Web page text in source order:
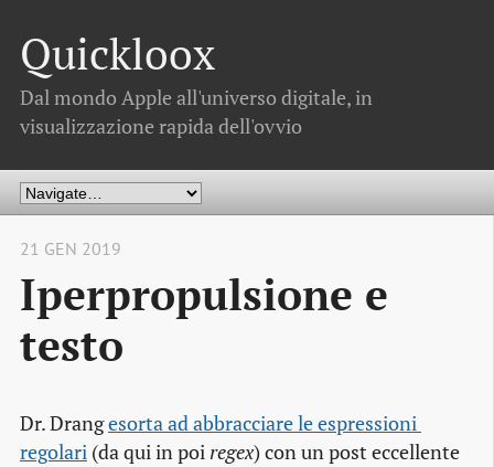
Quickloox
Dal mondo Apple all'universo digitale, in
visualizzazione rapida dell'ovvio
21 GEN 2019
Iperpropulsione e
testo
Dr. Drangesorta ad abbracciare le espressioni
regolari (da qui in poiregex) con un post eccellente